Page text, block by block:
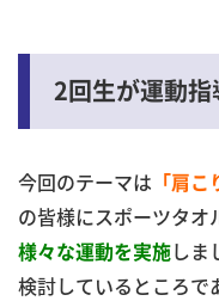
2回生が運動指
今回のテーマは 「肩こ
の皆様にスポーツタオ
様々な運動を実施しま
検討しているところで